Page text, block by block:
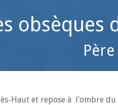
obsèques
Haut et repose à l’ombre